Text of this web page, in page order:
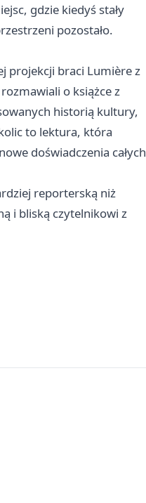
gdzie kiedyś stały
pozostało.
projekcji braci Lumière z
o książce z
historią kultury,
to lektura, która
doświadczenia całych
reporterską niż
i bliską czytelnikowi z